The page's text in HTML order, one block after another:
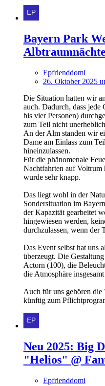
Bayern Park
Albtraumnächte
Epfrienddomi
26. Oktober 2025
Die Situation hatten wir
auch. Dadurch, dass jede
bis vier Personen)
zum Teil nicht
An der Alm standen wir
Dame am Einlass zum
hineinzulassen.
Für die phänomenale
Nachtfahrten auf Voltrum
wurde sehr knapp.
Das liegt wohl in der
Sondersituation im
der Kapazität gearbeitet
hingewiesen werden,
durchzulassen, wenn der
Das Event selbst hat uns
überzeugt. Die
Actorn (100), die
die Atmosphäre
Auch für uns gehören
künftig zum
Neu 2025: Big
"Helios" @
Epfrienddomi